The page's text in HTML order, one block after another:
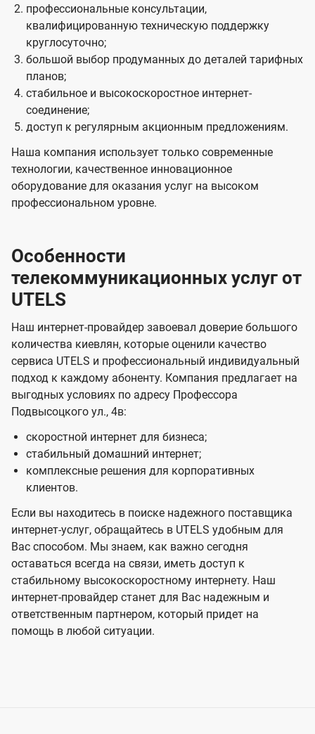
профессиональные консультации,
квалифицированную техническую поддержку
круглосуточно;
большой выбор продуманных до деталей тарифных
планов;
стабильное и высокоскоростное интернет-
соединение;
доступ к регулярным акционным предложениям.
Наша компания использует только современные
технологии, качественное инновационное
оборудование для оказания услуг на высоком
профессиональном уровне.
Особенности
телекоммуникационных услуг от
UTELS
Наш интернет-провайдер завоевал доверие большого
количества киевлян, которые оценили качество
сервиса UTELS и профессиональный индивидуальный
подход к каждому абоненту. Компания предлагает на
выгодных условиях по адресу Профессора
Подвысоцкого ул., 4в:
скоростной интернет для бизнеса;
стабильный домашний интернет;
комплексные решения для корпоративных
клиентов.
Если вы находитесь в поиске надежного поставщика
интернет-услуг, обращайтесь в UTELS удобным для
Вас способом. Мы знаем, как важно сегодня
оставаться всегда на связи, иметь доступ к
стабильному высокоскоростному интернету. Наш
интернет-провайдер станет для Вас надежным и
ответственным партнером, который придет на
помощь в любой ситуации.